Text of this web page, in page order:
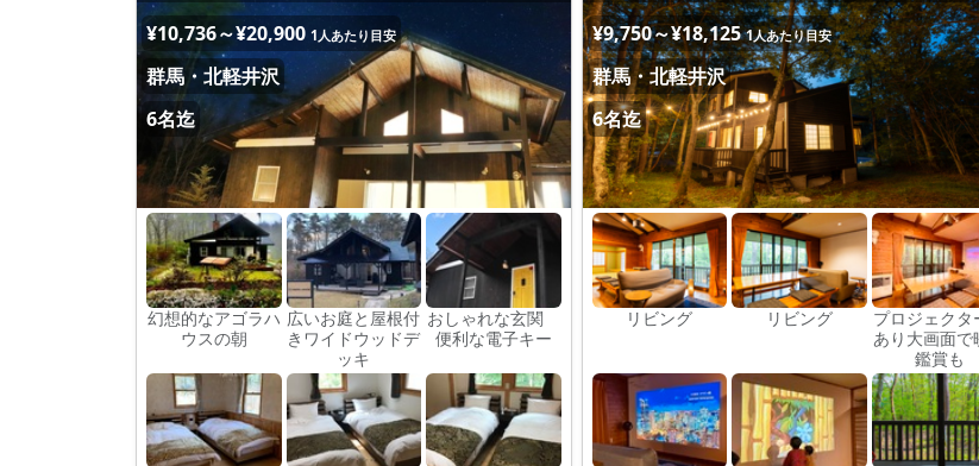
¥10,736～¥20,900 1人あたり目安
群馬・北軽井沢
6名迄
幻想的なアゴラハ
ウスの朝
広いお庭と屋根付
きワイドウッドデ
ッキ
おしゃれな玄関
便利な電子キー
¥9,750～¥18,125 1人あたり目安
群馬・北軽井沢
6名迄
リビング リビング
プロジェクタ
あり大画面で
鑑賞も